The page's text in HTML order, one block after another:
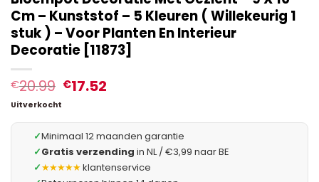
Cm – Kunststof – 5 Kleuren ( Willekeurig 1
stuk ) – Voor Planten En Interieur
Decoratie [11873]
€20.99 €17.52
Uitverkocht
✓Minimaal 12 maanden garantie
✓Gratis verzending in NL / €3,99 naar BE
✓★★★★★klantenservice